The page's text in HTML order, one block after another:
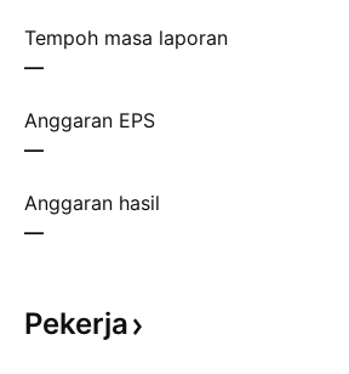
Tempoh masa laporan
—
Anggaran EPS
—
Anggaran hasil
—
Pekerja